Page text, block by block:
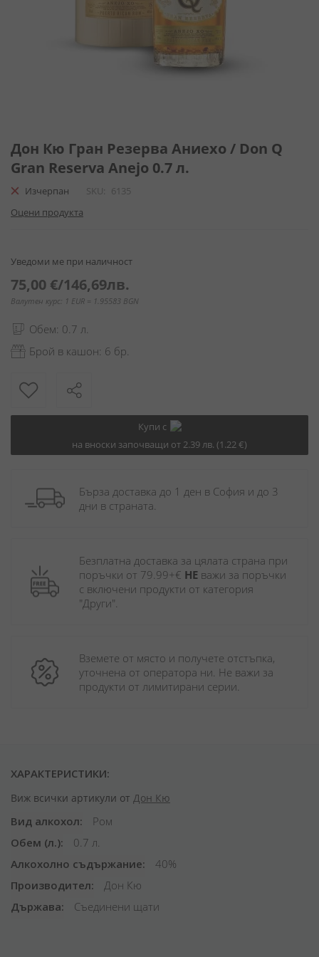
към
началото
на
галерия
снимки
Дон Кю Гран Резерва Аниехо / Don Q
Gran Reserva Anejo 0.7 л.
Изчерпан SKU
6135
Оцени продукта
Уведоми ме при наличност
75,00 €/146,69лв.
Валутен курс: 1 EUR = 1.95583 BGN
Обем: 0.7 л.
Брой в кашон: 6 бр.
Купи с
на вноски започващи от 2.39 лв. (1.22 €)
Бърза доставка до 1 ден в София и до 3
дни в страната.
Безплатна доставка за цялата страна при
поръчки от 79.99+€ НЕ важи за поръчки
с включени продукти от категория
"Други".
Вземете от място и получете отстъпка,
уточнена от оператора ни. Не важи за
продукти от лимитирани серии.
ХАРАКТЕРИСТИКИ:
Виж всички артикули от Дон Кю
Вид алкохол
Ром
Обем (л.)
0.7 л.
Алкохолно съдържание
40%
Производител
Дон Кю
Държава
Съединени щати